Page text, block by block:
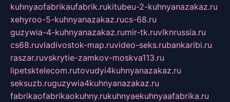
kuhnyaofabrikaufabrik.rukitubeu-2-kuhnyanazakaz.ru
xehyroo-5-kuhnyanazakaz.rucs-68.ru
guzywia-4-kuhnyanazakaz.rumir-tk.ruvlknrussia.ru
cs68.ruvladivostok-map.ruvideo-seks.rubankaribi.ru
raszar.ruvskrytie-zamkov-moskva113.ru
lipetsktelecom.rutovudyi4kuhnyanazakaz.ru
seksuzb.ruguzywia4kuhnyanazakaz.ru
fabrikaofabrikaokuhny.rukuhnyaekuhnyaafabrika.ru